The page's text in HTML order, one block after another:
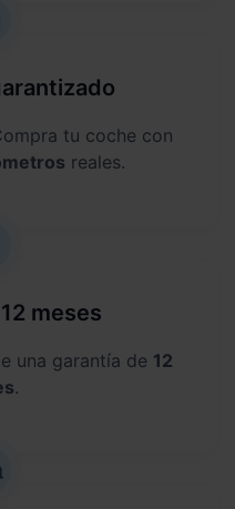
tu coche con
reales.
meses
una garantía de 12
.